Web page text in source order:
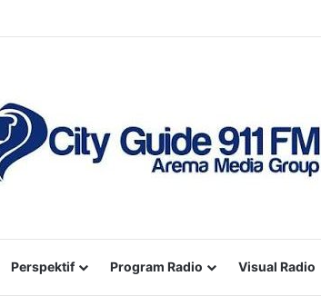
Perspektif Program Radio Visual Radio